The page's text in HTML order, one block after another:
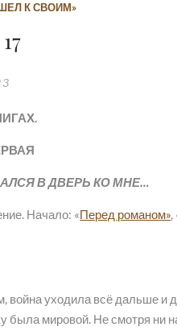
К СВОИМ»
В ДВЕРЬ КО МНЕ…
Начало: «Перед романом»,
война уходила всё дальше и
была мировой. Не смотря ни